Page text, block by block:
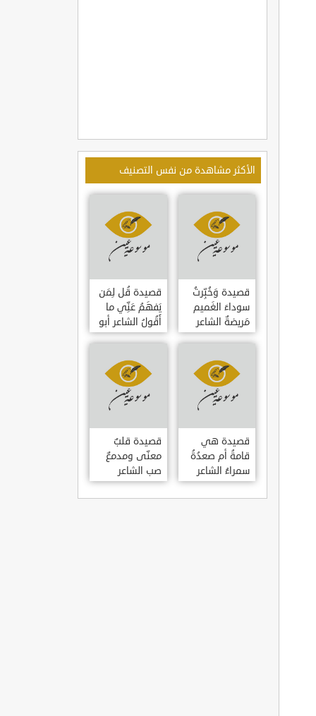
الأكثر مشاهدة من نفس التصنيف
قصيدة وَخُبِّرتُ
سوداءَ الغَميم
مَريضةٌ الشاعر
العوام بن عقبة
قصيدة قُل لِمَن
يَفهَمُ عَنِّي ما
أَقُولُ الشاعر أبو
حامد الغزالي
قصيدة هي
قامةُ أم صعدُةُ
سمراءُ الشاعر
سيف الدين
المشد
قصيدة قلبٌ
معنّى ومدمعٌ
صب الشاعر
سيف الدين
المشد